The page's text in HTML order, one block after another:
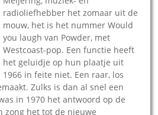
radioliefhebber het zomaar uit de
mouw, het is het nummer Would
you laugh van Powder, met
Westcoast-pop. Een functie heeft
het geluidje op hun plaatje uit
1966 in feite niet. Een raar, los
Zulks is dan al snel een
in 1970 het antwoord op de
zong het tot de nieuwe